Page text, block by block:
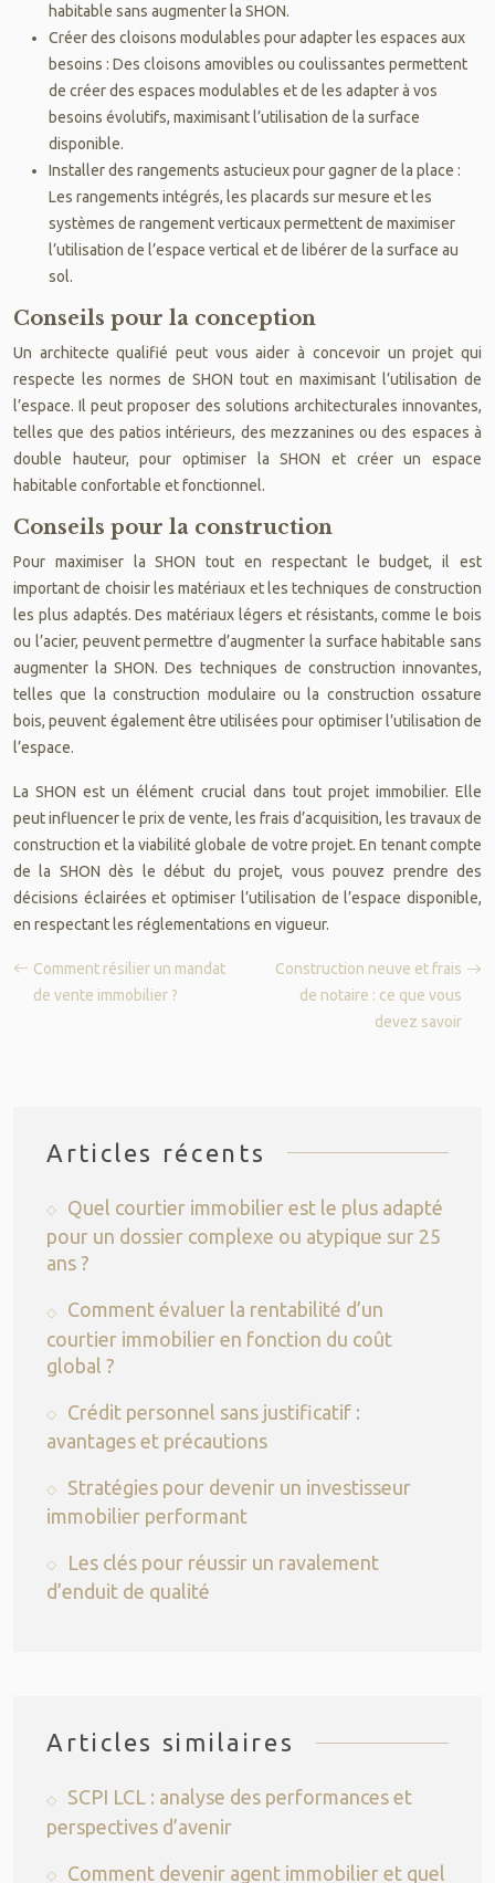
habitable sans augmenter la SHON.
Créer des cloisons modulables pour adapter les espaces aux
besoins : Des cloisons amovibles ou coulissantes permettent
de créer des espaces modulables et de les adapter à vos
besoins évolutifs, maximisant l’utilisation de la surface
disponible.
Installer des rangements astucieux pour gagner de la place :
Les rangements intégrés, les placards sur mesure et les
systèmes de rangement verticaux permettent de maximiser
l’utilisation de l’espace vertical et de libérer de la surface au
sol.
Conseils pour la conception
Un architecte qualifié peut vous aider à concevoir un projet qui
respecte les normes de SHON tout en maximisant l’utilisation de
l’espace. Il peut proposer des solutions architecturales innovantes,
telles que des patios intérieurs, des mezzanines ou des espaces à
double hauteur, pour optimiser la SHON et créer un espace
habitable confortable et fonctionnel.
Conseils pour la construction
Pour maximiser la SHON tout en respectant le budget, il est
important de choisir les matériaux et les techniques de construction
les plus adaptés. Des matériaux légers et résistants, comme le bois
ou l’acier, peuvent permettre d’augmenter la surface habitable sans
augmenter la SHON. Des techniques de construction innovantes,
telles que la construction modulaire ou la construction ossature
bois, peuvent également être utilisées pour optimiser l’utilisation de
l’espace.
La SHON est un élément crucial dans tout projet immobilier. Elle
peut influencer le prix de vente, les frais d’acquisition, les travaux de
construction et la viabilité globale de votre projet. En tenant compte
de la SHON dès le début du projet, vous pouvez prendre des
décisions éclairées et optimiser l’utilisation de l’espace disponible,
en respectant les réglementations en vigueur.
Comment résilier un mandat
de vente immobilier ?
Construction neuve et frais
de notaire : ce que vous
devez savoir
Articles récents
Quel courtier immobilier est le plus adapté
pour un dossier complexe ou atypique sur 25
ans ?
Comment évaluer la rentabilité d’un
courtier immobilier en fonction du coût
global ?
Crédit personnel sans justificatif :
avantages et précautions
Stratégies pour devenir un investisseur
immobilier performant
Les clés pour réussir un ravalement
d’enduit de qualité
Articles similaires
SCPI LCL : analyse des performances et
perspectives d’avenir
Comment devenir agent immobilier et quel